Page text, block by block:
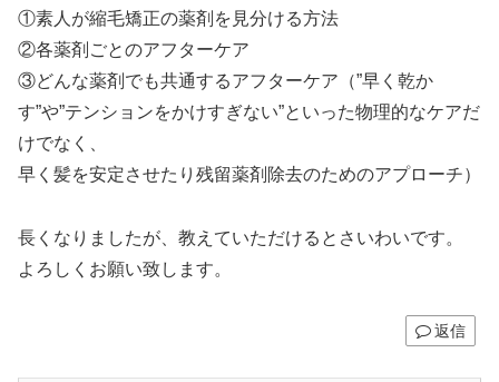
①素人が縮毛矯正の薬剤を見分ける方法
②各薬剤ごとのアフターケア
③どんな薬剤でも共通するアフターケア（”早く乾か
す”や”テンションをかけすぎない”といった物理的なケアだ
けでなく、
早く髪を安定させたり残留薬剤除去のためのアプローチ）
長くなりましたが、教えていただけるとさいわいです。
よろしくお願い致します。
返信